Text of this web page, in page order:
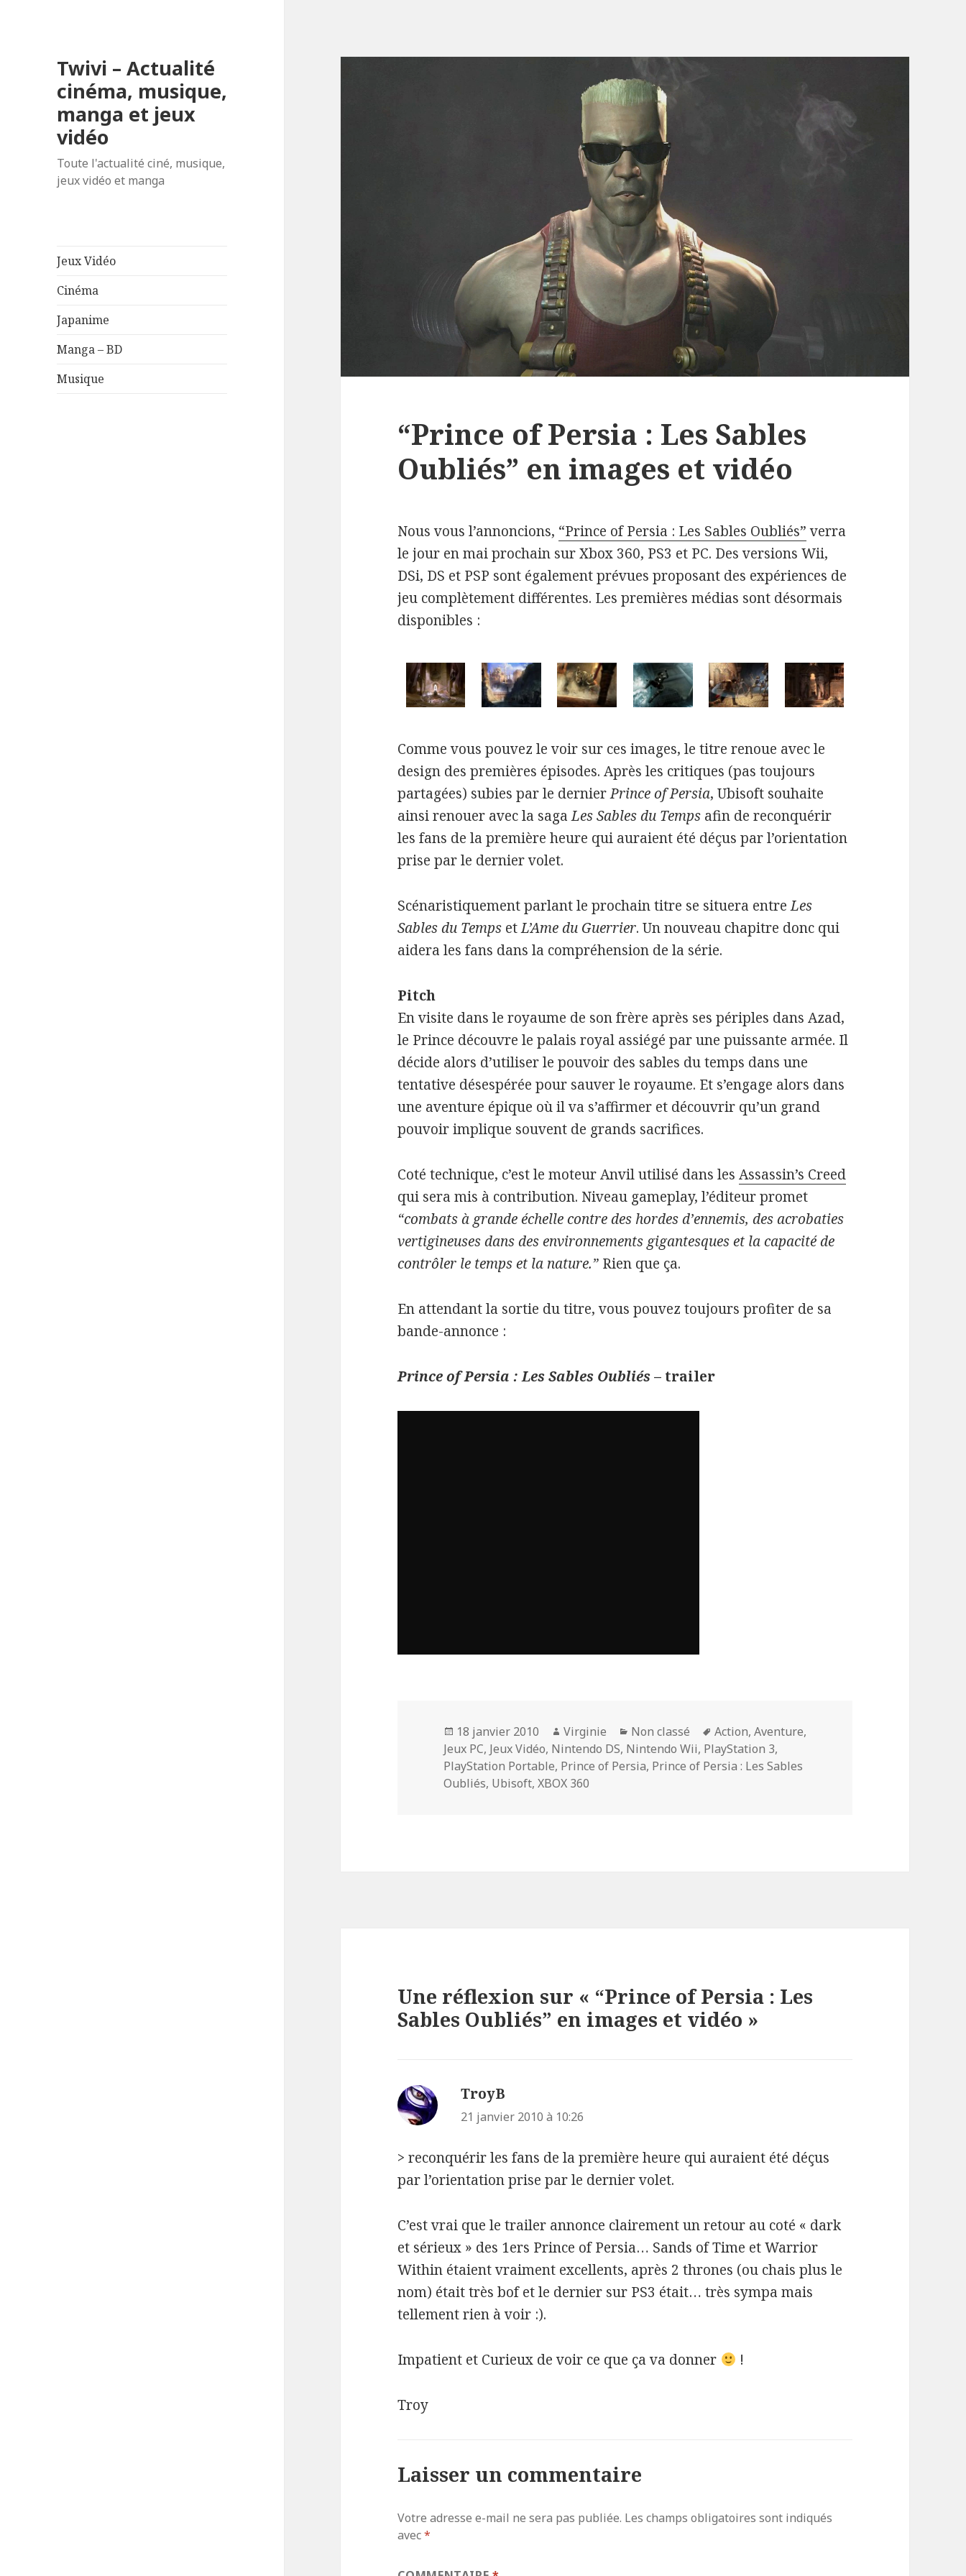
Twivi – Actualité
cinéma, musique,
manga et jeux
vidéo
Toute l'actualité ciné, musique,
jeux vidéo et manga
Jeux Vidéo
Cinéma
Japanime
Manga – BD
Musique
“Prince of Persia : Les Sables
Oubliés” en images et vidéo
Nous vous l’annoncions, “Prince of Persia : Les Sables Oubliés”verra
le jour en mai prochain sur Xbox 360, PS3 et PC. Des versions Wii,
DSi, DS et PSP sont également prévues proposant des expériences de
jeu complètement différentes. Les premières médias sont désormais
disponibles :
Comme vous pouvez le voir sur ces images, le titre renoue avec le
design des premières épisodes. Après les critiques (pas toujours
partagées) subies par le dernierPrince of Persia, Ubisoft souhaite
ainsi renouer avec la sagaLes Sables du Temps afin de reconquérir
les fans de la première heure qui auraient été déçus par l’orientation
prise par le dernier volet.
Scénaristiquement parlant le prochain titre se situera entreLes
Sables du Temps etL’Ame du Guerrier. Un nouveau chapitre donc qui
aidera les fans dans la compréhension de la série.
Pitch
En visite dans le royaume de son frère après ses périples dans Azad,
le Prince découvre le palais royal assiégé par une puissante armée. Il
décide alors d’utiliser le pouvoir des sables du temps dans une
tentative désespérée pour sauver le royaume. Et s’engage alors dans
une aventure épique où il va s’affirmer et découvrir qu’un grand
pouvoir implique souvent de grands sacrifices.
Coté technique, c’est le moteur Anvil utilisé dans lesAssassin’s Creed
qui sera mis à contribution. Niveau gameplay, l’éditeur promet
“combats à grande échelle contre des hordes d’ennemis, des acrobaties
vertigineuses dans des environnements gigantesques et la capacité de
contrôler le temps et la nature.” Rien que ça.
En attendant la sortie du titre, vous pouvez toujours profiter de sa
bande-annonce :
Prince of Persia : Les Sables Oubliés– trailer
Publié
le
18 janvier 2010 Auteur
Virginie Catégories
Non classé
Mots-
clés
Action, Aventure,
Jeux PC, Jeux Vidéo, Nintendo DS, Nintendo Wii, PlayStation 3,
PlayStation Portable, Prince of Persia, Prince of Persia : Les Sables
Oubliés, Ubisoft, XBOX 360
Une réflexion sur « “Prince of Persia : Les
Sables Oubliés” en images et vidéo »
TroyB
21 janvier 2010 à 10:26
> reconquérir les fans de la première heure qui auraient été déçus
par l’orientation prise par le dernier volet.
C’est vrai que le trailer annonce clairement un retour au coté « dark
et sérieux » des 1ers Prince of Persia… Sands of Time et Warrior
Within étaient vraiment excellents, après 2 thrones (ou chais plus le
nom) était très bof et le dernier sur PS3 était… très sympa mais
tellement rien à voir :).
Impatient et Curieux de voir ce que ça va donner !
Troy
Laisser un commentaire
Votre adresse e-mail ne sera pas publiée. Les champs obligatoires sont indiqués
avec*